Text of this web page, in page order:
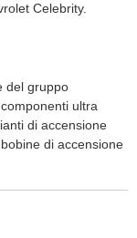
Celebrity.
del gruppo
ultra
di accensione
di accensione